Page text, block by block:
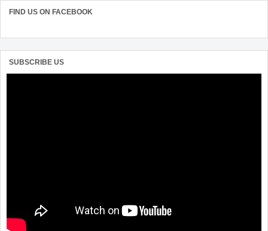
FIND US ON FACEBOOK
SUBSCRIBE US